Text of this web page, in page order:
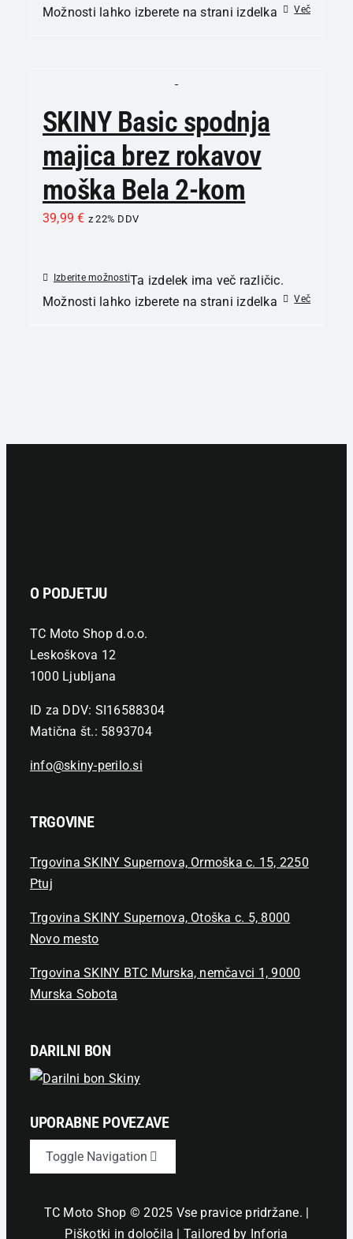
Možnosti lahko izberete na strani izdelka
Več
SKINY Basic spodnja
majica brez rokavov
moška Bela 2-kom
39,99€ z 22% DDV
Izberite možnostiTa izdelek ima več različic.
Možnosti lahko izberete na strani izdelka
Več
O PODJETJU
TC Moto Shop d.o.o.
Leskoškova 12
1000 Ljubljana
ID za DDV: SI16588304
Matična št.: 5893704
info@skiny-perilo.si
TRGOVINE
Trgovina SKINY Supernova, Ormoška c. 15, 2250
Ptuj
Trgovina SKINY Supernova, Otoška c. 5, 8000
Novo mesto
Trgovina SKINY BTC Murska, nemčavci 1, 9000
Murska Sobota
DARILNI BON
UPORABNE POVEZAVE
Toggle Navigation
TC Moto Shop © 2025 Vse pravice pridržane. |
Piškotki in določila | Tailored by Inforia